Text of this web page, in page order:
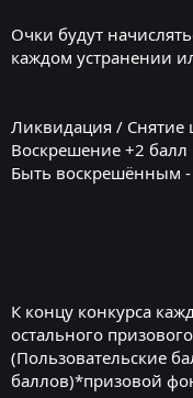
Очки будут
каждом устранении
Ликвидация / Снятие
Воскрешение +2 балл
Быть воскрешённым -
К концу конкурса
остального
(Пользовательские
баллов)*призовой